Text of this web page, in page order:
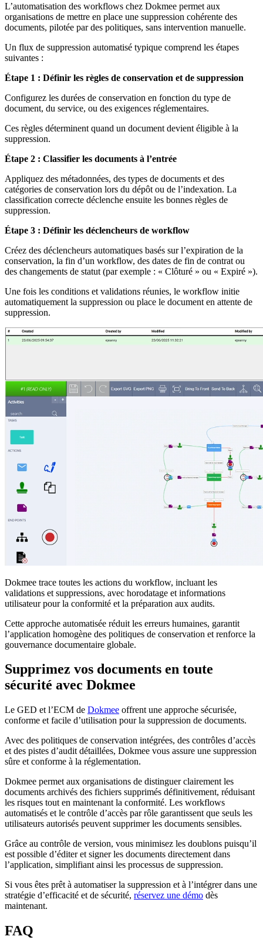
L’automatisation des workflows chez Dokmee permet aux
organisations de mettre en place une suppression cohérente des
documents, pilotée par des politiques, sans intervention manuelle.
Un flux de suppression automatisé typique comprend les étapes
suivantes :
Étape 1 : Définir les règles de conservation et de suppression
Configurez les durées de conservation en fonction du type de
document, du service, ou des exigences réglementaires.
Ces règles déterminent quand un document devient éligible à la
suppression.
Étape 2 : Classifier les documents à l’entrée
Appliquez des métadonnées, des types de documents et des
catégories de conservation lors du dépôt ou de l’indexation. La
classification correcte déclenche ensuite les bonnes règles de
suppression.
Étape 3 : Définir les déclencheurs de workflow
Créez des déclencheurs automatiques basés sur l’expiration de la
conservation, la fin d’un workflow, des dates de fin de contrat ou
des changements de statut (par exemple : « Clôturé » ou « Expiré »).
Une fois les conditions et validations réunies, le workflow initie
automatiquement la suppression ou place le document en attente de
suppression.
Dokmee trace toutes les actions du workflow, incluant les
validations et suppressions, avec horodatage et informations
utilisateur pour la conformité et la préparation aux audits.
Cette approche automatisée réduit les erreurs humaines, garantit
l’application homogène des politiques de conservation et renforce la
gouvernance documentaire globale.
Supprimez vos documents en toute
sécurité avec Dokmee
Le GED et l’ECM de Dokmee offrent une approche sécurisée,
conforme et facile d’utilisation pour la suppression de documents.
Avec des politiques de conservation intégrées, des contrôles d’accès
et des pistes d’audit détaillées, Dokmee vous assure une suppression
sûre et conforme à la réglementation.
Dokmee permet aux organisations de distinguer clairement les
documents archivés des fichiers supprimés définitivement, réduisant
les risques tout en maintenant la conformité. Les workflows
automatisés et le contrôle d’accès par rôle garantissent que seuls les
utilisateurs autorisés peuvent supprimer les documents sensibles.
Grâce au contrôle de version, vous minimisez les doublons puisqu’il
est possible d’éditer et signer les documents directement dans
l’application, simplifiant ainsi les processus de suppression.
Si vous êtes prêt à automatiser la suppression et à l’intégrer dans une
stratégie d’efficacité et de sécurité, réservez une démo dès
maintenant.
FAQ